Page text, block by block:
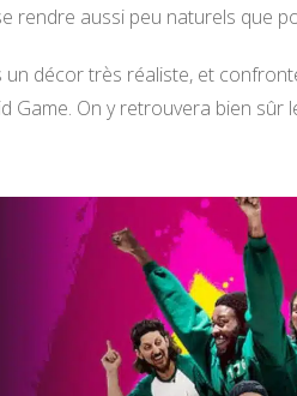
rendre aussi peu naturels que
décor très réaliste, et
Game. On y retrouvera bien sûr